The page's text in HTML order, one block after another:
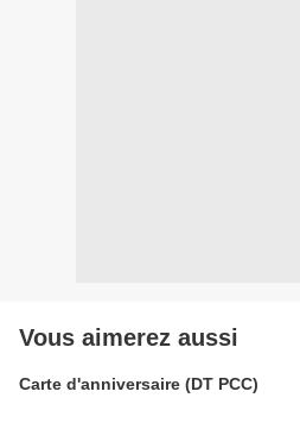
Vous aimerez aussi
Carte d'anniversaire (DT PCC)